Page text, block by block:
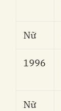
Nữ
1996
Nữ